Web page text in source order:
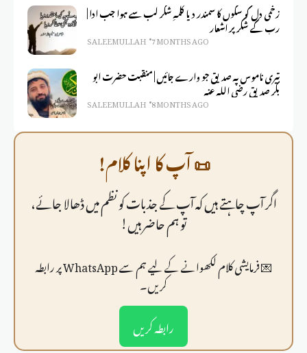
زخمی دل کو سکوں کا سمندر دیا کلمہِ شکر لب سے ہوا جب ادا |
رب کے شکر پر اشعار
SALEEM ULLAH 7 MONTHS AGO
تیری ناموس پہ صدیق جو وارے جائیں | منقبت حضرت ابو
بکر صدیق رضی اللہ عنہ
SALEEM ULLAH 8 MONTHS AGO
📜 آپ کا اپنا کلام!
اگر آپ چاہتے ہیں کہ آپ کے جذبات کو نظم میں ڈھالا جائے،
تو ہم حاضر ہیں!
💌 فرمايشی کلام لکھوانے کے لیے ہم سے WhatsApp پر رابطہ
کریں۔
رابطہ کریں